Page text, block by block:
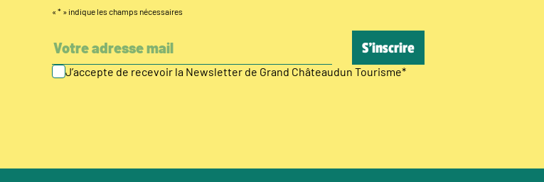
« * » indique les champs nécessaires
J’accepte de recevoir la Newsletter de Grand Châteaudun Tourisme*